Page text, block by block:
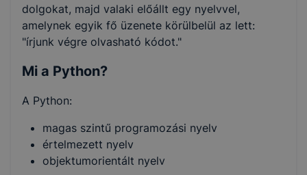
dolgokat, majd valaki előállt egy nyelvvel,
amelynek egyik fő üzenete körülbelül az lett:
"írjunk végre olvasható kódot."
Mi a Python?
A Python:
magas szintű programozási nyelv
értelmezett nyelv
objektumorientált nyelv